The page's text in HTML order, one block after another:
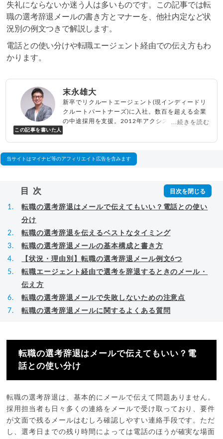
失礼にならないか迷う人は多いものです。この記事では転
職の選考辞退メールの書き方とマナーを、他社内定など状
況別の例文つきで解説します。
電話との使い分けや転職エージェント経由での伝え方もわ
かります。
この記事を書いた人
末永雄大
新卒でリクルートエージェント(現インディードリ
クルートパートナーズ)に入社。数百を超える企業
の中途採用を支援。2012年アクシス(株)設立、代
べらない転職エージェント
...続きを読む
当サイトはマイナビ等のアフィリエイト広告を含みます
目次
転職の選考辞退はメールで伝えてもいい？電話との使い
分け
転職の選考辞退を伝えるベストなタイミング
転職の選考辞退メールの基本構成と書き方
【状況・理由別】転職の選考辞退メール例文6つ
転職エージェント経由で選考を辞退するときのメール・
伝え方
転職の選考辞退メールで失敗しないための注意点
転職の選考辞退メールに関するよくある質問
転職の選考辞退はメールで伝えてもいい？電
話との使い分け
転職の選考辞退は、基本的にメールで伝えて問題ありません。
採用担当者も日々多くの連絡をメールで受け取っており、要件
が文面で残るメールはむしろ確認しやすい連絡手段です。ただ
し、選考日までの残り時間によっては電話のほうが確実な場面